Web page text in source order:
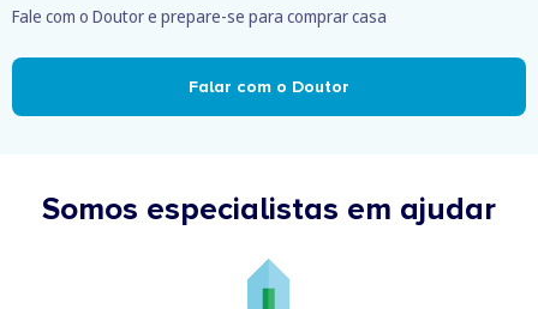
Fale com o Doutor e prepare-se para comprar casa
Falar com o Doutor
Somos especialistas em ajudar